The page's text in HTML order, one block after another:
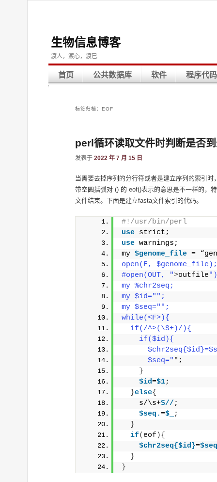
生物信息博客
渡人，渡心，渡已
首页 公共数据库 软件 程序代码
标签归档： EOF
perl循环读取文件时判断是否
发表于 2022 年 7 月 15 日
当需要去掉序列的分行符或者是建立序列的索引
带空圆括弧对 () 的 eof()表示的意思是不一样的，
文件结束。下面是建立fasta文件索引的代码。
#!/usr/bin/perl
use strict;
use warnings;
my $genome_file =
open(F, $genome_file);
#open(OUT, ">outfile
my %chr2seq;
my $id=" ";
my $seq=" ";
while(<F>){
  if(/^>(\S+)/){
    if($id){
      $seq="
";
}
$id=$1;
}else{
    s/\s+
$// ;
$seq.=$_
;
}
if( eof ){
$chr2seq{$id}=$seq
}
}